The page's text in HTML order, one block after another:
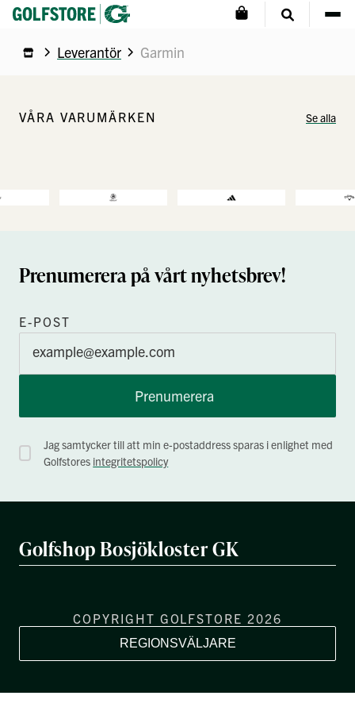
Leverantör Garmin
VÅRA VARUMÄRKEN Se alla
Prenumerera på vårt nyhetsbrev!
E-POST
Prenumerera
Jag samtycker till att min e-postaddress sparas i enlighet med
Golfstores integritetspolicy
Golfshop Bosjökloster GK
COPYRIGHT GOLFSTORE 2026
REGIONSVÄLJARE